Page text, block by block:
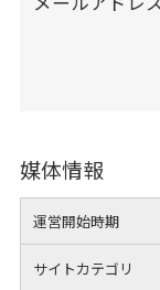
媒体情報
運営開始時期
サイトカテゴリ